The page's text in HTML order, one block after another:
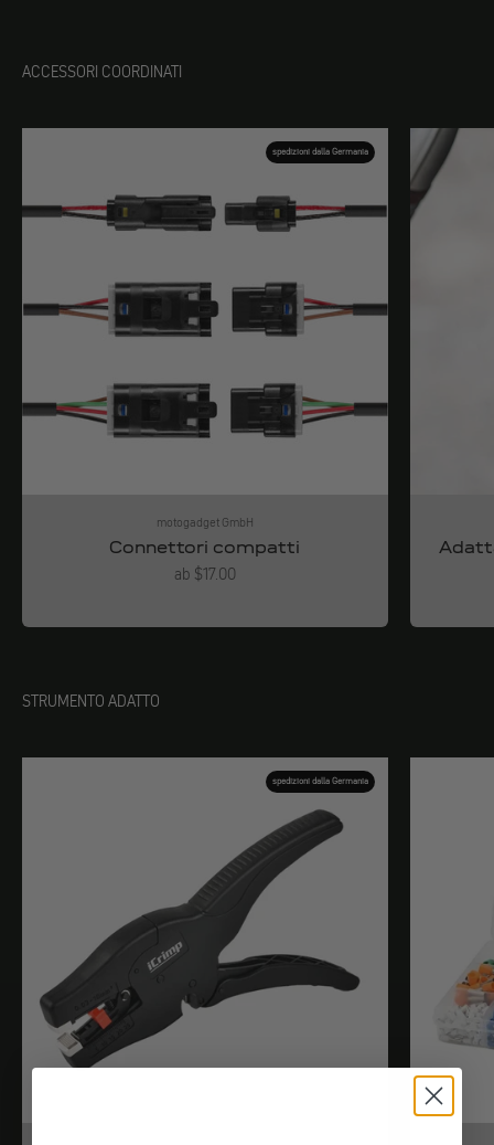
ACCESSORI COORDINATI
spedizioni dalla Germania
motogadget GmbH
Connettori compatti
Angebot
ab $17.00
STRUMENTO ADATTO
spedizioni dalla Germania